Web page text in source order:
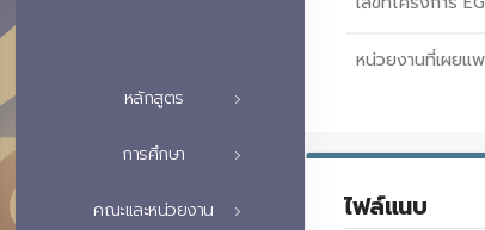
หลักสูตร
การศึกษา
คณะและหน่วยงาน
หน่วยงานที่เผยแ
ไฟล์แนบ